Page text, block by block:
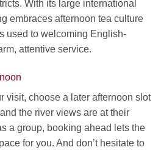
With its large international
embraces afternoon tea culture
used to welcoming English-
attentive service.
visit, choose a later afternoon slot
the river views are at their
a group, booking ahead lets the
for you. And don’t hesitate to